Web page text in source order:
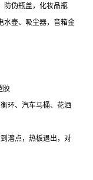
防伪瓶盖，化妆品瓶
水壶、吸尘器，音箱金
胶
环、汽车马桶、花洒
溶点，热板退出，对